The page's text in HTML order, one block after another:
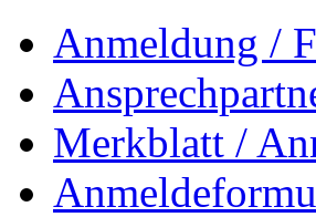
Anmeldung /
Merkblatt /